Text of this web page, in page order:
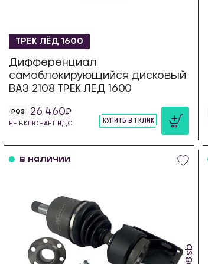
ТРЕК ЛЁД 1600
Дифференциал
самоблокирующийся дисковый
ВАЗ 2108 ТРЕК ЛЕД 1600
РОЗ 26 460
НЕ ВКЛЮЧАЕТ НДС КУПИТЬ В 1 КЛИК
в наличии